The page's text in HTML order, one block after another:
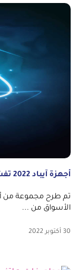
أجهزة آيباد 2022 تفشل في إثارة الإعجاب
الأسواق من ...
30 أكتوبر 2022